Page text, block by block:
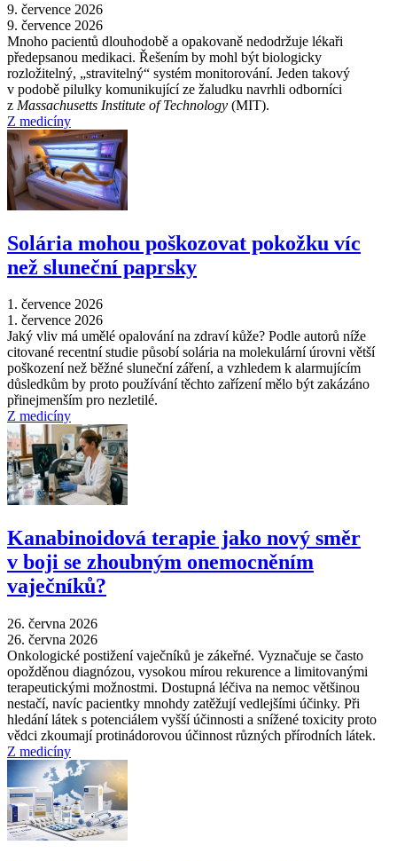
9. července 2026
9. července 2026
Mnoho pacientů dlouhodobě a opakovaně nedodržuje lékaři
předepsanou medikaci. Řešením by mohl být biologicky
rozložitelný, „stravitelný“ systém monitorování. Jeden takový
v podobě pilulky komunikující ze žaludku navrhli odborníci
z Massachusetts Institute of Technology (MIT).
Z medicíny
Solária mohou poškozovat pokožku víc
než sluneční paprsky
1. července 2026
1. července 2026
Jaký vliv má umělé opalování na zdraví kůže? Podle autorů níže
citované recentní studie působí solária na molekulární úrovni větší
poškození než běžné sluneční záření, a vzhledem k alarmujícím
důsledkům by proto používání těchto zařízení mělo být zakázáno
přinejmenším pro nezletilé.
Z medicíny
Kanabinoidová terapie jako nový směr
v boji se zhoubným onemocněním
vaječníků?
26. června 2026
26. června 2026
Onkologické postižení vaječníků je zákeřné. Vyznačuje se často
opožděnou diagnózou, vysokou mírou rekurence a limitovanými
terapeutickými možnostmi. Dostupná léčiva na nemoc většinou
nestačí, navíc pacientky mnohdy zatěžují vedlejšími účinky. Při
hledání látek s potenciálem vyšší účinnosti a snížené toxicity proto
vědci zkoumají protinádorovou účinnost různých přírodních látek.
Z medicíny